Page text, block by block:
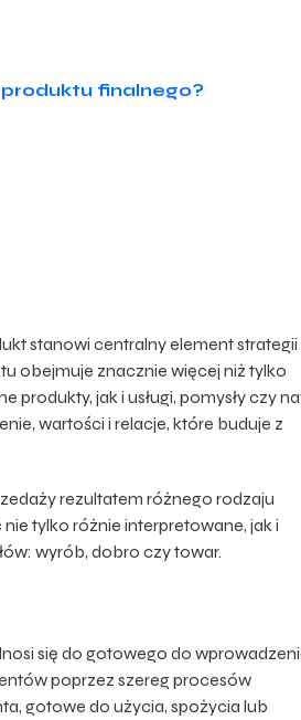
finalnego?
stanowi centralny element strategii
obejmuje znacznie więcej niż tylko
jak i usługi, pomysły czy
wartości i relacje, które buduje z
rezultatem różnego rodzaju
tylko różnie interpretowane, jak i
wyrób, dobro czy towar.
się do gotowego do
poprzez szereg procesów
gotowe do użycia, spożycia lub